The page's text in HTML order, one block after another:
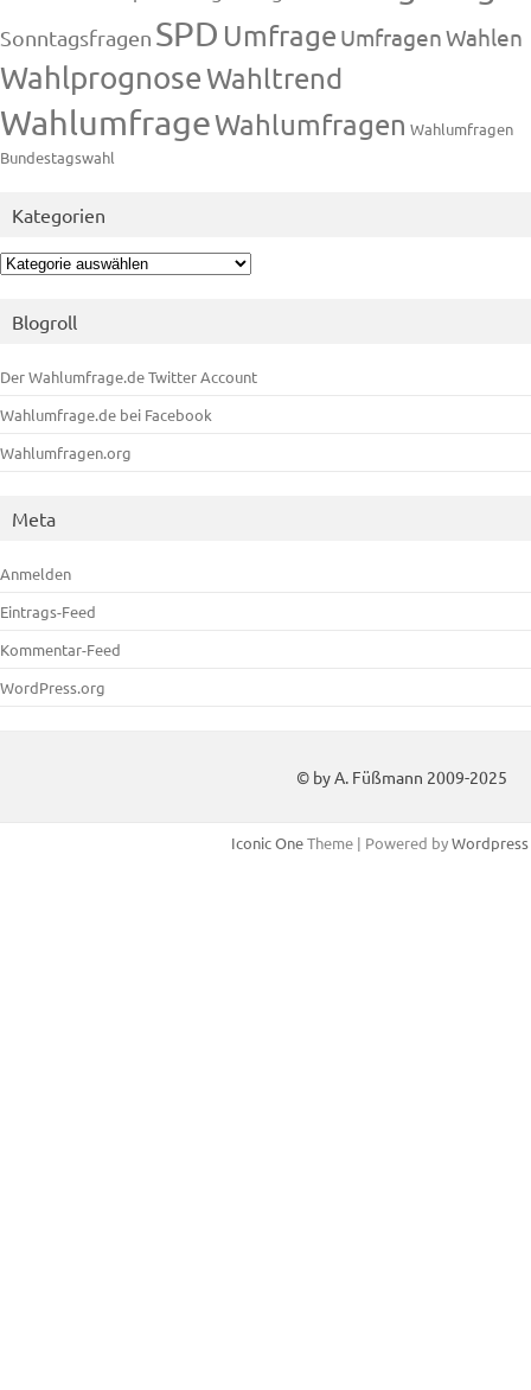
Sonntagsfragen SPD Umfrage UmfragenWahlen
WahlprognoseWahltrend
WahlumfrageWahlumfragen Wahlumfragen
Bundestagswahl
Kategorien
Kategorien
Blogroll
Der Wahlumfrage.de Twitter Account
Wahlumfrage.de bei Facebook
Wahlumfragen.org
Meta
Anmelden
Eintrags-Feed
Kommentar-Feed
WordPress.org
© by A. Füßmann 2009-2025
Iconic OneTheme | Powered byWordpress